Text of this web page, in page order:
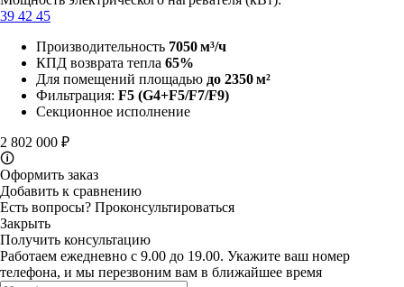
39 42 45
Производительность 7050 м³/ч
КПД возврата тепла 65%
Для помещений площадью до 2350 м²
Фильтрация: F5 (G4+F5/F7/F9)
Секционное исполнение
2 802 000 ₽
🛈
Оформить заказ
Добавить к сравнению
Есть вопросы? Проконсультироваться
Закрыть
Получить консультацию
Работаем ежедневно с 9.00 до 19.00. Укажите ваш номер
телефона, и мы перезвоним вам в ближайшее время